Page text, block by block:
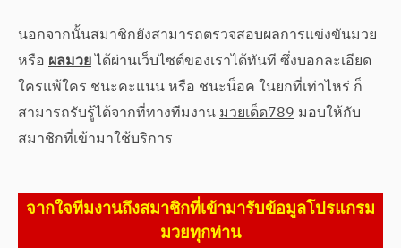
นอกจากนั้นสมาชิกยังสามารถตรวจสอบผลการแข่งขันมวย
หรือผลมวยได้ผ่านเว็บไซต์ของเราได้ทันที ซึ่งบอกละเอียด
ใครแพ้ใคร ชนะคะแนน หรือ ชนะน็อค ในยกที่เท่าไหร่ ก็
สามารถรับรู้ได้จากที่ทางทีมงานมวยเด็ด789มอบให้กับ
สมาชิกที่เข้ามาใช้บริการ
จากใจทีมงานถึงสมาชิกที่เข้ามารับข้อมูลโปรแกรม
มวยทุกท่าน